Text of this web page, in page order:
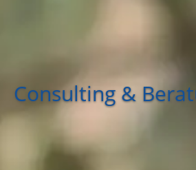
Consulting &